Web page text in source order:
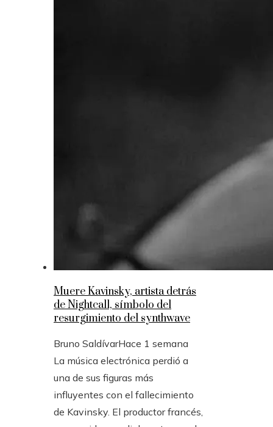
Muere Kavinsky, artista detrás
de Nightcall, símbolo del
resurgimiento del synthwave
Bruno SaldívarHace 1 semana
La música electrónica perdió a
una de sus figuras más
influyentes con el fallecimiento
de Kavinsky. El productor francés,